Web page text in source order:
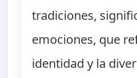
tradiciones,
emociones, que
identidad y la